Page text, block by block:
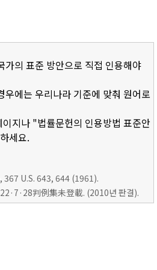
가의 표준 방안으로 직접 인용해야
우에는 우리나라 기준에 맞춰 원어로
지나 "법률문헌의 인용방법 표준안
세요.
367 U.S. 643, 644 (1961).
判例集未登載. (2010년 판결).